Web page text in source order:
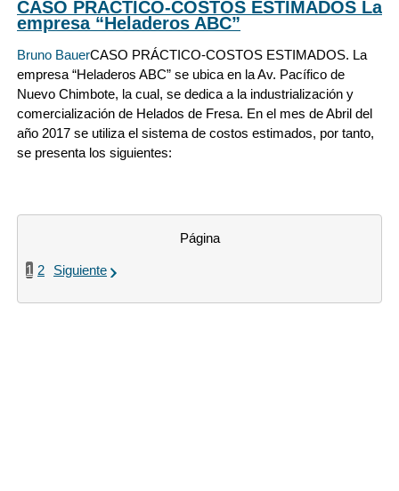
CASO PRÁCTICO-COSTOS ESTIMADOS La
empresa “Heladeros ABC”
Bruno BauerCASO PRÁCTICO-COSTOS ESTIMADOS. La
empresa “Heladeros ABC” se ubica en la Av. Pacífico de
Nuevo Chimbote, la cual, se dedica a la industrialización y
comercialización de Helados de Fresa. En el mes de Abril del
año 2017 se utiliza el sistema de costos estimados, por tanto,
se presenta los siguientes:
Página
1 2 Siguiente